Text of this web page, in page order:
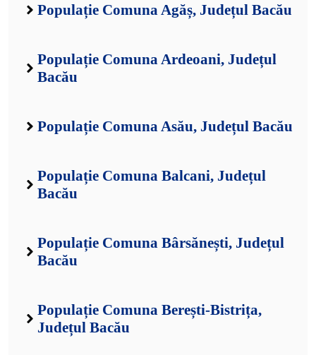
Populație Comuna Agăș, Județul Bacău
Populație Comuna Ardeoani, Județul
Bacău
Populație Comuna Asău, Județul Bacău
Populație Comuna Balcani, Județul
Bacău
Populație Comuna Bârsănești, Județul
Bacău
Populație Comuna Berești-Bistrița,
Județul Bacău